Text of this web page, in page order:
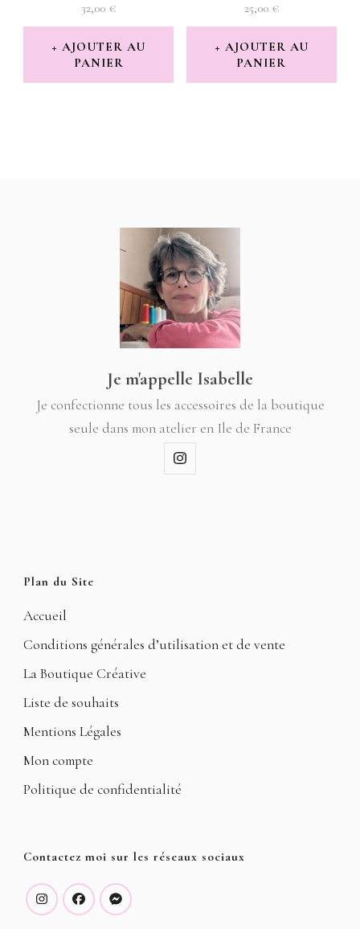
32,00 €
AJOUTER AU
PANIER
25,00 €
AJOUTER AU
PANIER
Je m'appelle Isabelle
Je confectionne tous les accessoires de la boutique
seule dans mon atelier en Ile de France
Plan du Site
Accueil
Conditions générales d’utilisation et de vente
La Boutique Créative
Liste de souhaits
Mentions Légales
Mon compte
Politique de confidentialité
Contactez moi sur les réseaux sociaux